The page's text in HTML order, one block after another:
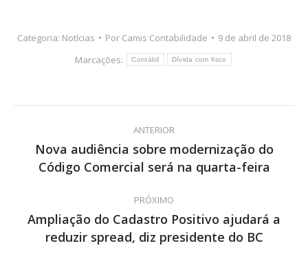
Categoria: Notícias Por Camis Contabilidade
9 de abril de 2018
Marcações:
Contábil Dívida com fisco
Navegação
de
post:
ANTERIOR
Post
anterior:
Nova audiência sobre modernização do
Código Comercial será na quarta-feira
PRÓXIMO
Próximo
post:
Ampliação do Cadastro Positivo ajudará a
reduzir spread, diz presidente do BC